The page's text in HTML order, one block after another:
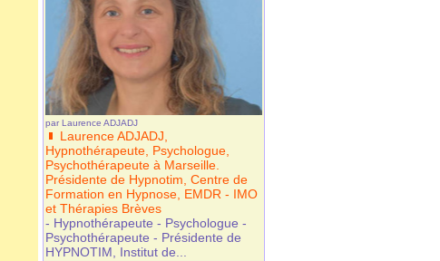
par Laurence ADJADJ
Laurence ADJADJ,
Hypnothérapeute, Psychologue,
Psychothérapeute à Marseille.
Présidente de Hypnotim, Centre de
Formation en Hypnose, EMDR - IMO
et Thérapies Brèves
- Hypnothérapeute - Psychologue -
Psychothérapeute - Présidente de
HYPNOTIM, Institut de...